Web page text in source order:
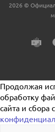
2026 ©
Продолжая
обработку
сайта и сбора